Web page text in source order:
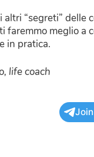
“segreti” delle
meglio a
in pratica.
life coach